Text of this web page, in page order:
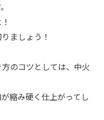
ましょう！
のコツとしては、中火
縮み硬く仕上がってし